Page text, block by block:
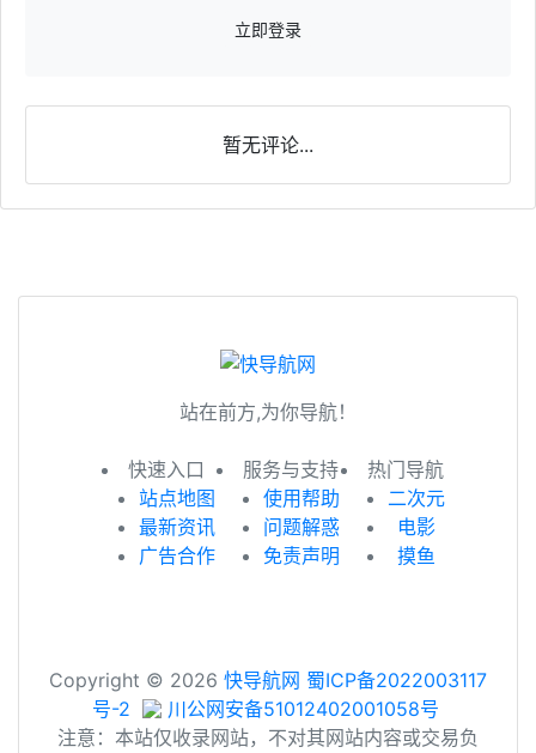
立即登录
暂无评论...
站在前方,为你导航！
快速入口
站点地图
最新资讯
广告合作
服务与支持
使用帮助
问题解惑
免责声明
热门导航
二次元
电影
摸鱼
Copyright © 2026 快导航网 蜀ICP备2022003117
号-2
川公网安备51012402001058号
注意：本站仅收录网站，不对其网站内容或交易负